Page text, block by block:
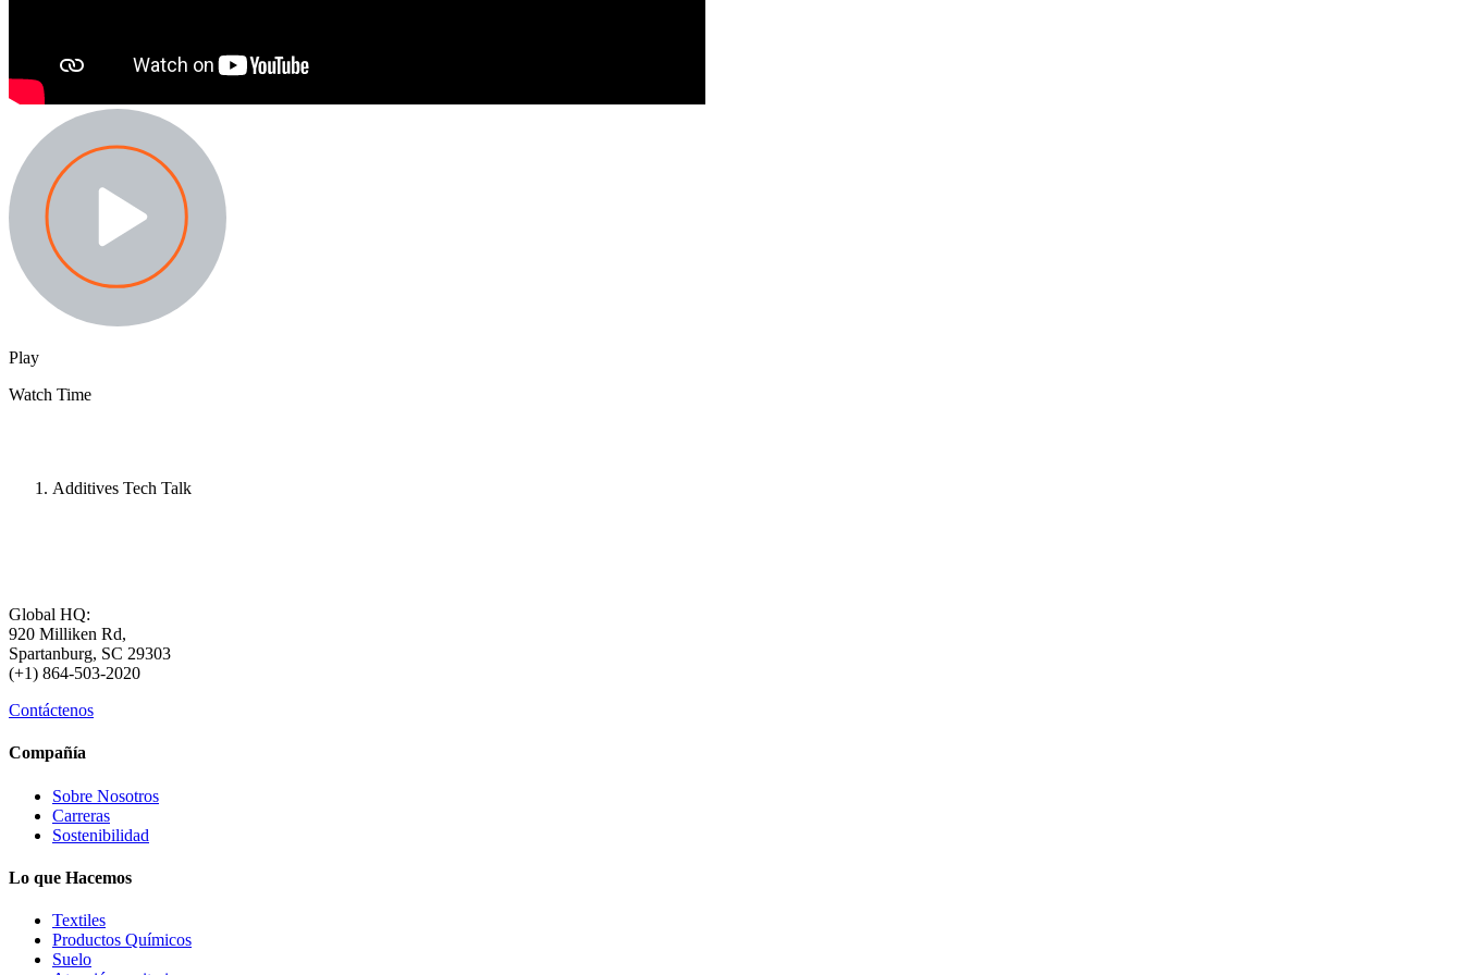
Play
Watch Time
Additives Tech Talk
Global HQ:
920 Milliken Rd,
Spartanburg, SC 29303
(+1) 864-503-2020
Contáctenos
Compañía
Sobre Nosotros
Carreras
Sostenibilidad
Lo que Hacemos
Textiles
Productos Químicos
Suelo